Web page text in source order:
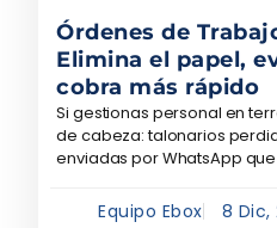
Órdenes de
Elimina el papel,
cobra más rápido
Si gestionas personal en
de cabeza: talonarios
enviadas por WhatsApp
Equipo Ebox 8 Dic,